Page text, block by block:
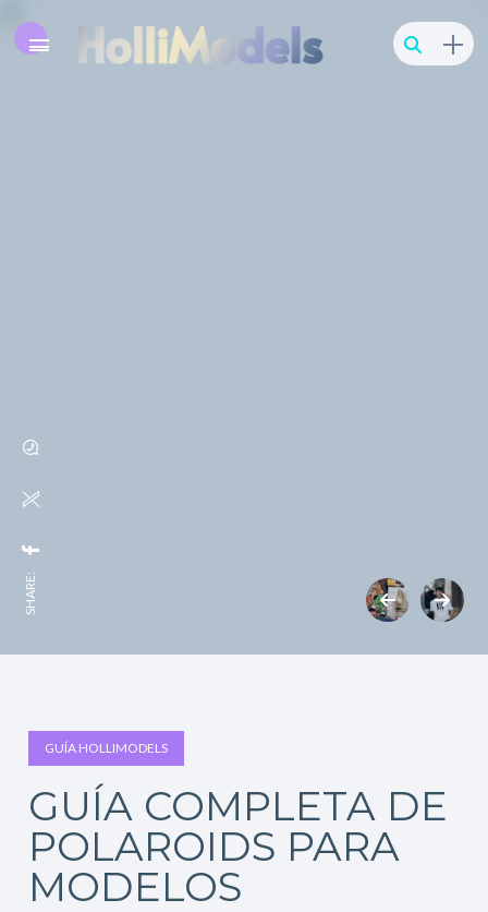
SHARE:
GUÍA HOLLIMODELS
GUÍA COMPLETA DE
POLAROIDS PARA
MODELOS